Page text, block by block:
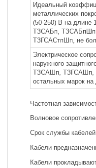
Идеальный
металлических
(50-250) В на длине
ТЗСАБп,
ТЗГСАСтпШп, не
Электрическое
наружного
ТЗСАШп, ТЗГСАШп,
остальных марок
Частотная
Волновое
Срок службы
Кабели
Кабели